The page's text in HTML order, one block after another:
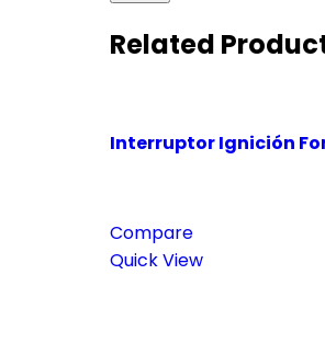
Related
Interruptor Ignición
Compare
Quick View